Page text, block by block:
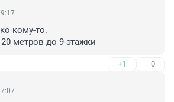
кому-то.
метров до 9-этажки
+1 –0